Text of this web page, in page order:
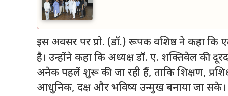
इस अवसर पर प्रो. (डॉ.) रूपक वशिष्ठ ने कहा कि
है। उन्होंने कहा कि अध्यक्ष डॉ. ए. शक्तिवेल की
अनेक पहलें शुरू की जा रही हैं, ताकि शिक्षण,
आधुनिक, दक्ष और भविष्य उन्मुख बनाया जा